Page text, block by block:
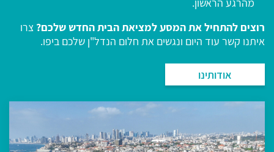
רוצים להתחיל את המסע למציאת הבית החדש שלכם? צרו
איתנו קשר עוד היום ונגשים את חלום הנדל"ן שלכם ביפו.
אודותינו